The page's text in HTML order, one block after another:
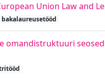
Union Law and
bakalaureusetööd
omandistruktuuri